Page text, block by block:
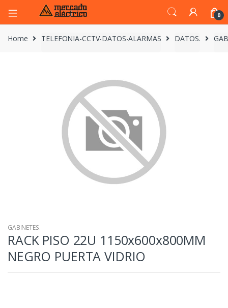
0
Home TELEFONIA-CCTV-DATOS-ALARMAS DATOS.
GABINETES.
RACK PISO 22U 1150x600x800MM
NEGRO PUERTA VIDRIO